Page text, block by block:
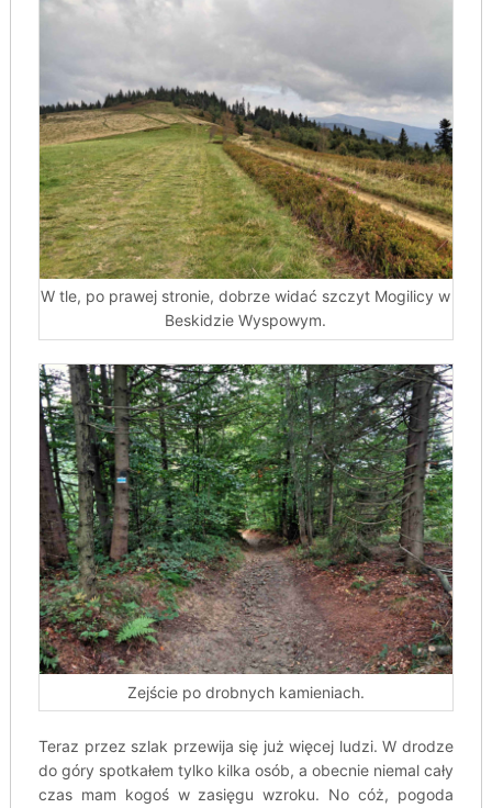
W tle, po prawej stronie, dobrze widać szczyt Mogilicy w
Beskidzie Wyspowym.
Zejście po drobnych kamieniach.
Teraz przez szlak przewija się już więcej ludzi. W drodze
do góry spotkałem tylko kilka osób, a obecnie niemal cały
czas mam kogoś w zasięgu wzroku. No cóż, pogoda